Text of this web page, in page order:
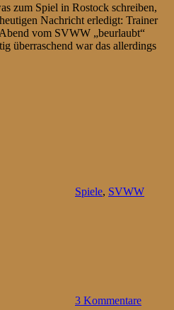
zum Spiel in Rostock schreiben,
Nachricht erledigt: Trainer
vom SVWW „beurlaubt“
überraschend war das allerdings
Spiele, SVWW
3 Kommentare